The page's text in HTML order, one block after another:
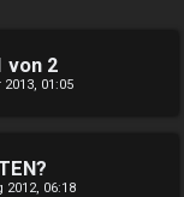
von 2
2013, 01:05
2012, 06:18